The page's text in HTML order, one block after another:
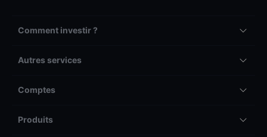
Comment investir ?
Autres services
Comptes
Produits